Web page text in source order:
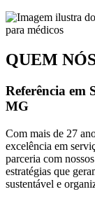
QUEM
Referência em
MG
Com mais de 27
excelência em
parceria com
estratégias que
sustentável e